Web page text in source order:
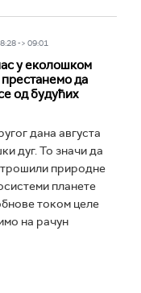
-> 09:01
у еколошком
престанемо да
од будућих
дана августа
дуг. То значи да
природне
планете
током целе
на рачун